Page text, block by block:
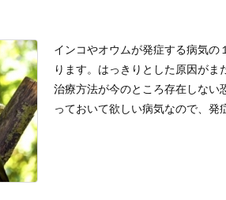
インコやオウムが発症する病気の
ります。はっきりとした原因が
治療方法が今のところ存在しない
っておいて欲しい病気なので、発